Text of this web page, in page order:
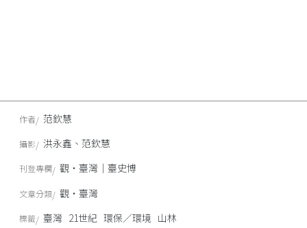
作者 范欽慧
攝影 洪永鑫、范欽慧
刊登專欄 觀‧臺灣｜臺史博
文章分類 觀‧臺灣
標籤 臺灣 21世紀 環保／環境 山林